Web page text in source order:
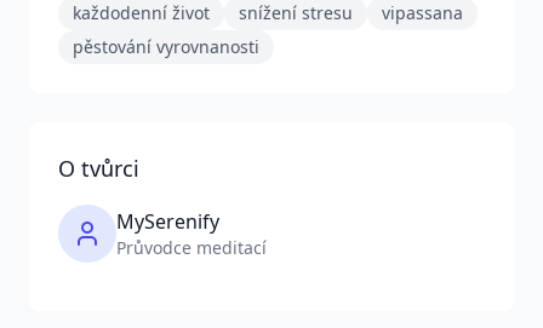
každodenní život snížení stresu
vipassana
pěstování vyrovnanosti
O tvůrci
MySerenify
Průvodce meditací